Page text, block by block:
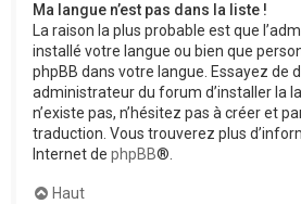
Ma langue n’est pas dans la liste !
La raison la plus probable est que
installé votre langue ou bien que
phpBB dans votre langue. Essayez de
administrateur du forum d’installer la
n’existe pas, n’hésitez pas à créer et
traduction. Vous trouverez plus
Internet de phpBB®.
Haut